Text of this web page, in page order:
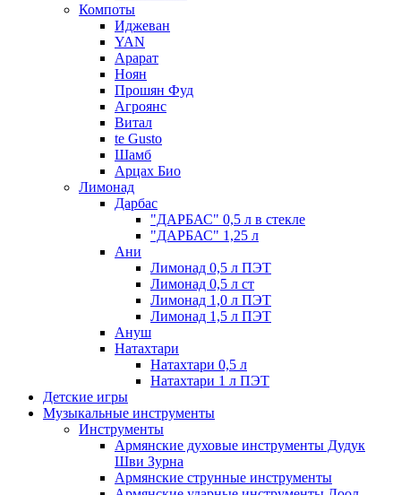
Компоты
Иджеван
YAN
Арарат
Ноян
Прошян Фуд
Агроянс
Витал
te Gusto
Шамб
Арцах Био
Лимонад
Дарбас
"ДАРБАС" 0,5 л в стекле
"ДАРБАС" 1,25 л
Ани
Лимонад 0,5 л ПЭТ
Лимонад 0,5 л ст
Лимонад 1,0 л ПЭТ
Лимонад 1,5 л ПЭТ
Ануш
Натахтари
Натахтари 0,5 л
Натахтари 1 л ПЭТ
Детские игры
Музыкальные инструменты
Инструменты
Армянские духовые инструменты Дудук
Шви Зурна
Армянские струнные инструменты